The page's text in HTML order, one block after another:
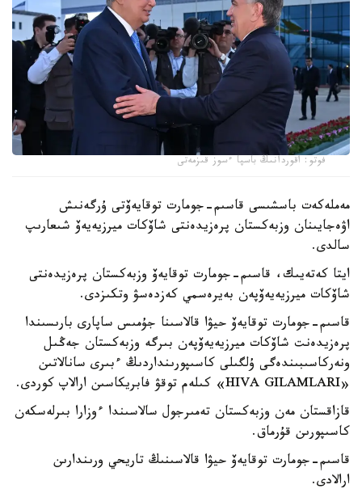
فوتو: اقوردانىڭ باسپا ءسوز قىزمەتى
مەملەكەت باسشىسى قاسىم-جومارت توقايەۆتى ۇرگەنىش
اۋەجايىنان وزبەكستان پرەزيدەنتى شاۆكات ميرزيەيەۆ شىعارىپ
سالدى.
ايتا كەتەيىك، قاسىم-جومارت توقايەۆ وزبەكستان پرەزيدەنتى
شاۆكات ميرزيەيەۆپەن بەيرەسمي كەزدەسۋ وتكىزدى.
قاسىم-جومارت توقايەۆ حيۋا قالاسىنا جۇمىس ساپارى بارىسىندا
پرەزيدەنت شاۆكات ميرزيەيەۆپەن بىرگە وزبەكستان جەڭىل
ونەركاسىبىندەگى ۇلگىلى كاسىپورىنداردىڭ ءبىرى سانالاتىن
«HIVA GILAMLARI» كىلەم توقۋ فابريكاسىن ارالاپ كوردى.
قازاقستان مەن وزبەكستان تەمىرجول سالاسىندا ءوزارا بىرلەسكەن
كاسىپورىن قۇرماق.
قاسىم-جومارت توقايەۆ حيۋا قالاسىنىڭ تاريحي ورىندارىن
ارالادى.